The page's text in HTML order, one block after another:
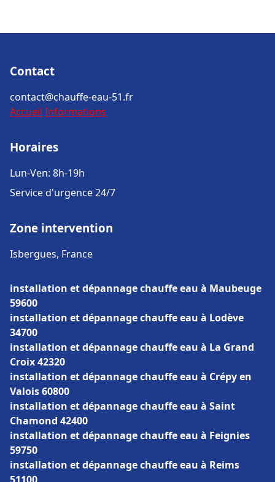
Contact
contact@chauffe-eau-51.fr
Accueil Informations
Horaires
Lun-Ven: 8h-19h
Service d'urgence 24/7
Zone intervention
Isbergues, France
installation et dépannage chauffe eau à Maubeuge
59600
installation et dépannage chauffe eau à Lodève
34700
installation et dépannage chauffe eau à La Grand
Croix 42320
installation et dépannage chauffe eau à Crépy en
Valois 60800
installation et dépannage chauffe eau à Saint
Chamond 42400
installation et dépannage chauffe eau à Feignies
59750
installation et dépannage chauffe eau à Reims